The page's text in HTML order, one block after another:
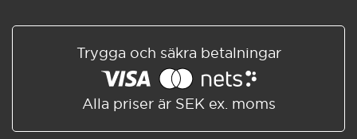
Trygga och säkra betalningar
Alla priser är SEK ex. moms